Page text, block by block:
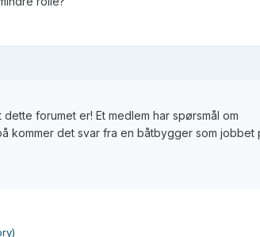
forumet er! Et medlem har spørsmål om
kommer det svar fra en båtbygger som jobbet